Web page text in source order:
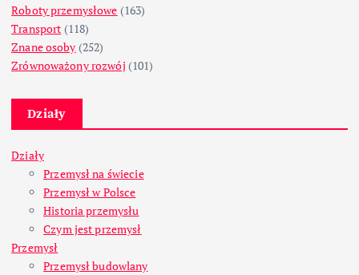
Roboty przemysłowe (163)
Transport (118)
Znane osoby (252)
Zrównoważony rozwój (101)
Działy
Działy
Przemysł na świecie
Przemysł w Polsce
Historia przemysłu
Czym jest przemysł
Przemysł
Przemysł budowlany